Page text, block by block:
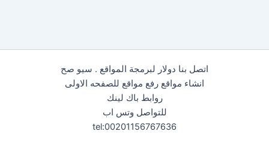
اتصل بنا دولار لبرمجة المواقع . سيو صح
انشاء مواقع رفع مواقع للصفحه الاولى
روابط باك لينك
للتواصل وتس اب
tel:00201156767636